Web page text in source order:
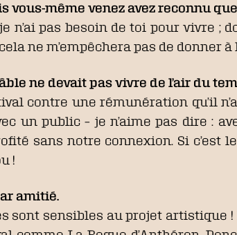
vous-même venez avez reconnu
n’ai pas besoin de toi pour vivre ;
ne m’empêchera pas de donner
ne devait pas vivre de l’air du
contre une rémunération qu’il
un public – je n’aime pas dire :
sans notre connexion. Si
!
amitié.
sont sensibles au projet artistique